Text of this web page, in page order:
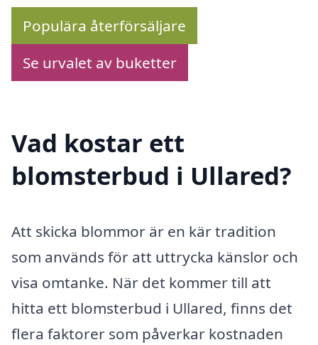
Populära återförsäljare
Se urvalet av buketter
Vad kostar ett
blomsterbud i Ullared?
Att skicka blommor är en kär tradition
som används för att uttrycka känslor och
visa omtanke. När det kommer till att
hitta ett blomsterbud i Ullared, finns det
flera faktorer som påverkar kostnaden